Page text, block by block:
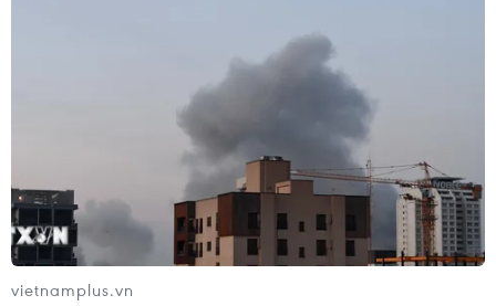
Lo ngại dịch Ebola bùng phát tại đất nước, Bỉ và Mỹ đã
bổ nhiệm các chuyên gia đảm nhận vai trò điều phối
viên về dịch Ebola, nỗ lực tăng cường các biện pháp để
đối phó với dịch bệnh nguy hiểm này.
vietnamplus.vn